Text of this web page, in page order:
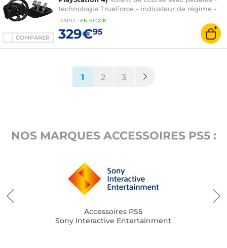
COMPARER
technologie TrueForce - indicateur de régime -
compatible PC / PS 5 / PS 4
DISPO : EN STOCK
329€95
1(current)
2 3
NOS MARQUES ACCESSOIRES PS5 :
Accessoires PS5
Sony Interactive Entertainment